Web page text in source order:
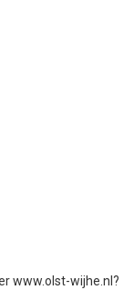
www.olst-wijhe.nl?